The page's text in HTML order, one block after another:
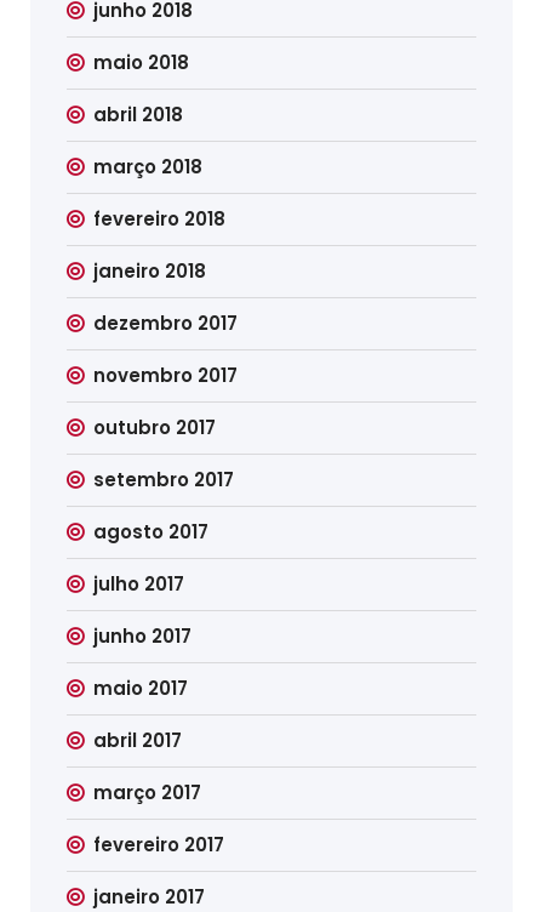
junho 2018
maio 2018
abril 2018
março 2018
fevereiro 2018
janeiro 2018
dezembro 2017
novembro 2017
outubro 2017
setembro 2017
agosto 2017
julho 2017
junho 2017
maio 2017
abril 2017
março 2017
fevereiro 2017
janeiro 2017